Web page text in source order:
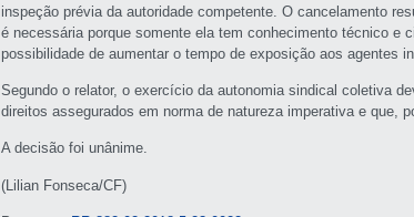
inspeção prévia da autoridade competente. O cancelamento
é necessária porque somente ela tem conhecimento técnico
possibilidade de aumentar o tempo de exposição aos agentes
Segundo o relator, o exercício da autonomia sindical coletiva
direitos assegurados em norma de natureza imperativa e que,
A decisão foi unânime.
(Lilian Fonseca/CF)